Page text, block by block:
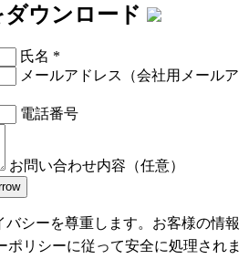
ウンロード
氏名 *
メールアドレス（会社用メールア
電話番号
お問い合わせ内容（任意）
バシーを尊重します。お客様の情報
ポリシーに従って安全に処理されま